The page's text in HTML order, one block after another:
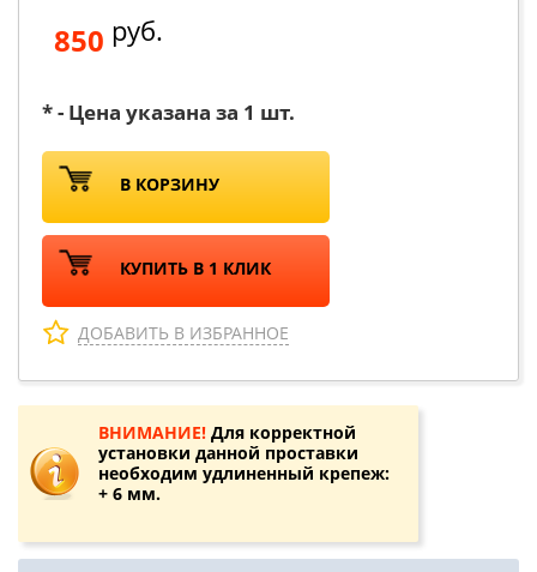
850 руб.
* - Цена указана за 1 шт.
В КОРЗИНУ
КУПИТЬ В 1 КЛИК
ДОБАВИТЬ В ИЗБРАННОЕ
ВНИМАНИЕ! Для корректной
установки данной проставки
необходим удлиненный крепеж:
+ 6 мм.